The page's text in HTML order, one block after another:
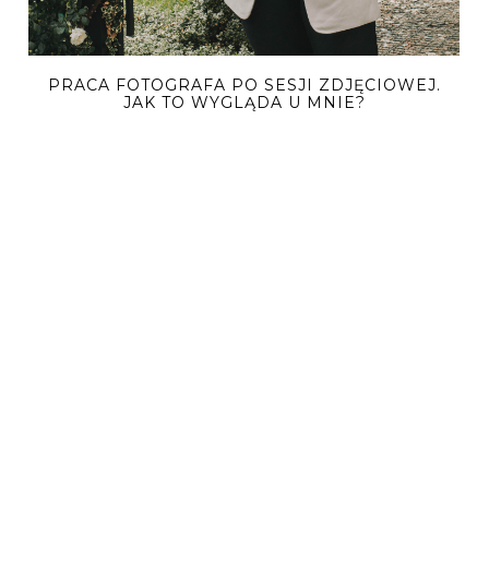
PRACA FOTOGRAFA PO SESJI ZDJĘCIOWEJ.
JAK TO WYGLĄDA U MNIE?